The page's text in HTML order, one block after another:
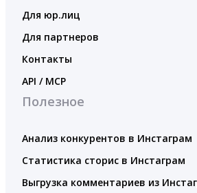
Для юр.лиц
Для партнеров
Контакты
API / MCP
Полезное
Анализ конкурентов в Инстаграм
Статистика сторис в Инстаграм
Выгрузка комментариев из